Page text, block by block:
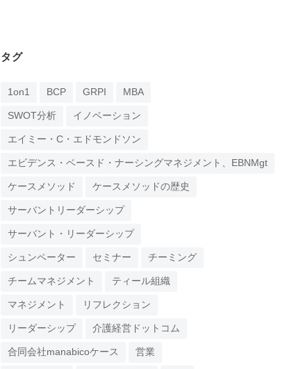
タグ
1on1 BCP GRPI MBA
SWOT分析 イノベーション
エイミー・C・エドモンドソン
エビデンス・ベースド・ナーシングマネジメント、EBNMgt
ケースメソッド ケースメソッドの歴史
サーバントリーダーシップ
サーバント・リーダーシップ
シュンペーター セミナー チーミング
チームマネジメント ティール組織
マネジメント リフレクション
リーダーシップ 介護経営ドットコム
合同会社manabicoケース 営業